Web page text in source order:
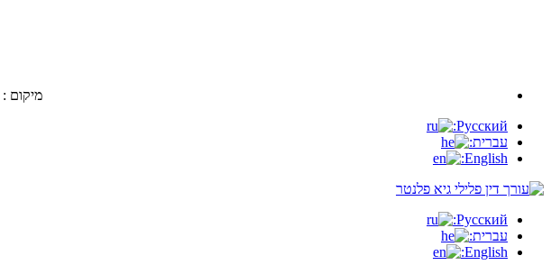
מיקום :
Русский:
עברית:
English:
Русский:
עברית:
English: